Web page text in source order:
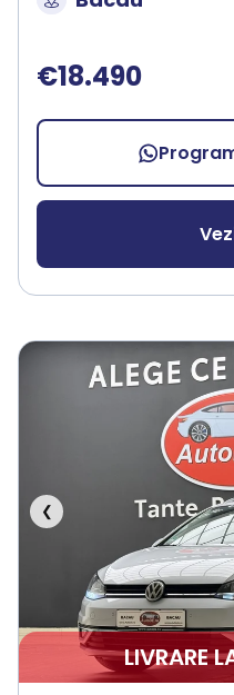
€18.490
❮
LIVRARE